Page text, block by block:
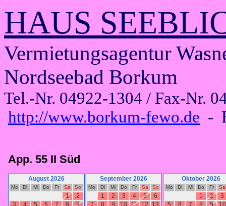
HAUS
Vermietungsagentur
Nordseebad Borkum
Tel.-Nr. 04922-1304 / Fax-Nr.
http://www.borkum-fewo.de -